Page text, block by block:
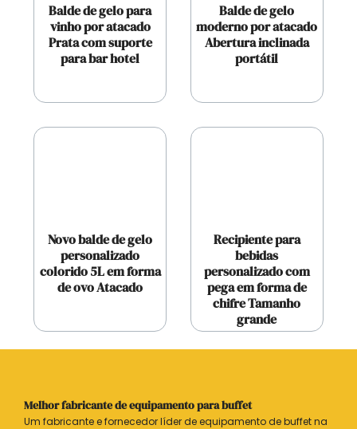
Balde de gelo para
vinho por atacado
Prata com suporte
para bar hotel
Balde de gelo
moderno por atacado
Abertura inclinada
portátil
Novo balde de gelo
personalizado
colorido 5L em forma
de ovo Atacado
Recipiente para
bebidas
personalizado com
pega em forma de
chifre Tamanho
grande
Melhor fabricante de equipamento para buffet
Um fabricante e fornecedor líder de equipamento de buffet na